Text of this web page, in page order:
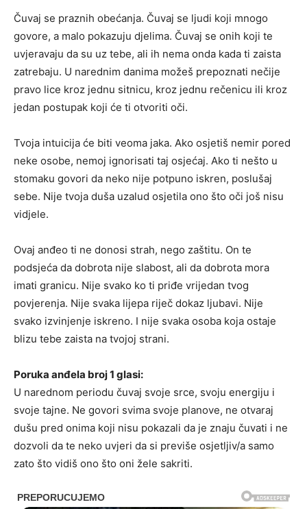
Čuvaj se praznih obećanja. Čuvaj se ljudi koji mnogo
govore, a malo pokazuju djelima. Čuvaj se onih koji te
uvjeravaju da su uz tebe, ali ih nema onda kada ti zaista
zatrebaju. U narednim danima možeš prepoznati nečije
pravo lice kroz jednu sitnicu, kroz jednu rečenicu ili kroz
jedan postupak koji će ti otvoriti oči.
Tvoja intuicija će biti veoma jaka. Ako osjetiš nemir pored
neke osobe, nemoj ignorisati taj osjećaj. Ako ti nešto u
stomaku govori da neko nije potpuno iskren, poslušaj
sebe. Nije tvoja duša uzalud osjetila ono što oči još nisu
vidjele.
Ovaj anđeo ti ne donosi strah, nego zaštitu. On te
podsjeća da dobrota nije slabost, ali da dobrota mora
imati granicu. Nije svako ko ti priđe vrijedan tvog
povjerenja. Nije svaka lijepa riječ dokaz ljubavi. Nije
svako izvinjenje iskreno. I nije svaka osoba koja ostaje
blizu tebe zaista na tvojoj strani.
Poruka anđela broj 1 glasi:
U narednom periodu čuvaj svoje srce, svoju energiju i
svoje tajne. Ne govori svima svoje planove, ne otvaraj
dušu pred onima koji nisu pokazali da je znaju čuvati i ne
dozvoli da te neko uvjeri da si previše osjetljiv/a samo
zato što vidiš ono što oni žele sakriti.